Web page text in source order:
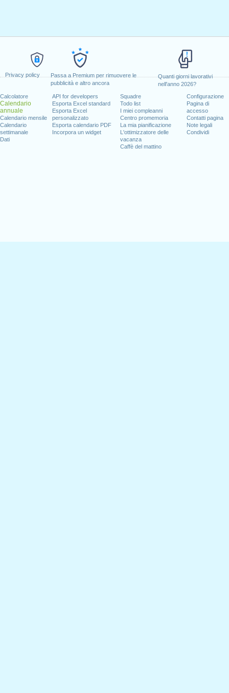
Privacy policy
Passa a Premium per rimuovere le
pubblicità e altro ancora
Quanti giorni lavorativi
nell'anno 2026?
Calcolatore
Calendario
annuale
Calendario mensile
Calendario
settimanale
Dati
API for developers
Esporta Excel standard
Esporta Excel
personalizzato
Esporta calendario PDF
Incorpora un widget
Squadre
Todo list
I miei compleanni
Centro promemoria
La mia pianificazione
L'ottimizzatore delle
vacanza
Caffè del mattino
Configurazione
Pagina di
accesso
Contatti pagina
Note legali
Condividi